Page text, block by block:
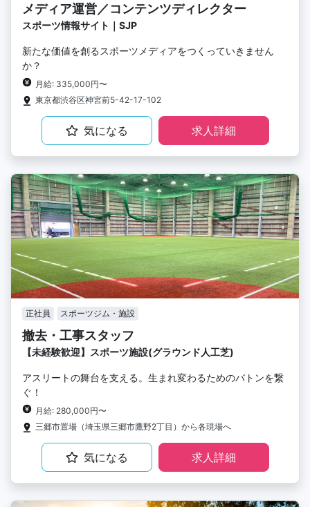
メディア運営／コンテンツディレクター
スポーツ情報サイト｜SJP
新たな価値を創るスポーツメディアをつくっていきません
か？
月給: 335,000円〜
東京都渋谷区神宮前5-42-17-102
気になる 求人詳細
正社員 スポーツジム・施設
撤去・工事スタッフ
【未経験歓迎】スポーツ施設(グラウンド人工芝)
アスリートの舞台を支える。生まれ変わるためのバトンを繋
ぐ！
月給: 280,000円〜
三郷市置場（埼玉県三郷市鷹野2丁目）から各現場へ
気になる 求人詳細